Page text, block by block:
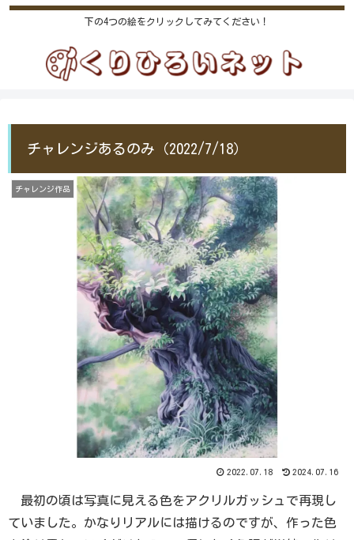
下の4つの絵をクリックしてみてください！
チャレンジあるのみ（2022/7/18）
チャレンジ作品
2022.07.18 2024.07.16
最初の頃は写真に見える色をアクリルガッシュで再現し
ていました。かなりリアルには描けるのですが、作った色